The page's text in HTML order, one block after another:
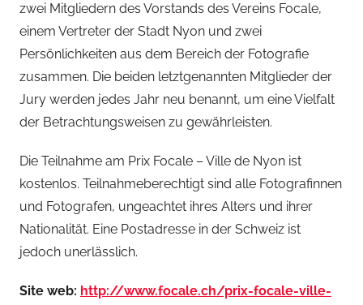
zwei Mitgliedern des Vorstands des Vereins Focale,
einem Vertreter der Stadt Nyon und zwei
Persönlichkeiten aus dem Bereich der Fotografie
zusammen. Die beiden letztgenannten Mitglieder der
Jury werden jedes Jahr neu benannt, um eine Vielfalt
der Betrachtungsweisen zu gewährleisten.
Die Teilnahme am Prix Focale – Ville de Nyon ist
kostenlos. Teilnahmeberechtigt sind alle Fotografinnen
und Fotografen, ungeachtet ihres Alters und ihrer
Nationalität. Eine Postadresse in der Schweiz ist
jedoch unerlässlich.
Site web: http://www.focale.ch/prix-focale-ville-